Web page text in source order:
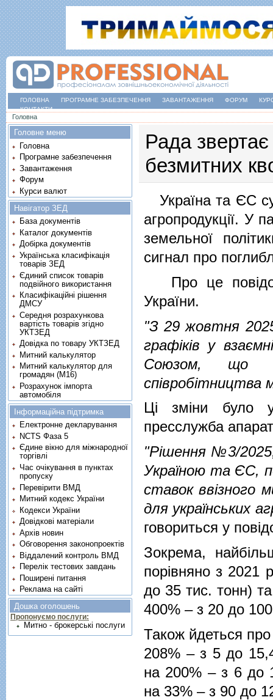
ГОЛОВНА ПРОГРАМНЕ ЗАБЕЗПЕЧЕННЯ ЗАВАНТАЖЕННЯ ФОРУМ
КОНТАКТИ
Ви є тут
Головна
Рада
безмитних
Україна та ЄС
агропродукції. У
земельної
сигнал про
Про це
України.
"З 29 жовтня
графіків у
Союзом, що
співробітництва
Ці зміни було
пресслужба
"Рішення №3/
Україною та ЄС,
ставок ввізного
для українських
говориться у
Зокрема,
порівняно з 2021
до 35 тис. тонн)
400% – з 20 до
Також йдеться
208% – з 5 до
на 200% – з 6 до
на 33% – з 90 до
Головне меню
Головна
Програмне забезпечення
Завантаження
Форум
Курси валют
Навігатор ЗЕД
База документів
Каталог документів
Добірка документів
Українська класифікація
товарів ЗЕД
Єдиний список товарів
подвійного використання
Класифікаційні рішення
ДМСУ
Середня розрахункова
вартість товарів згідно
УКТЗЕД
Довідка по товару УКТЗЕД
Митний калькулятор
Митний калькулятор для
громадян (М16)
Розрахунок імпорта
автомобіля
Інформаційна підтримка
Електронне декларування
NCTS Фаза 5
Єдине вікно для міжнародної
торгівлі
Час очікування в пунктах
пропуску
Перевірити ВМД
Митний кодекс України
Кодекси України
Довідкові матеріали
Архів новин
Обговорення законопроектів
Віддалений контроль ВМД
Перелік тестових завдань
Поширені питання
Реклама на сайті
Дошка оголошень
Пропонуємо послуги:
Митно - брокерські послуги